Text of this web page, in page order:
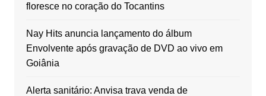
floresce no coração do Tocantins
Nay Hits anuncia lançamento do álbum
Envolvente após gravação de DVD ao vivo em
Goiânia
Alerta sanitário: Anvisa trava venda de